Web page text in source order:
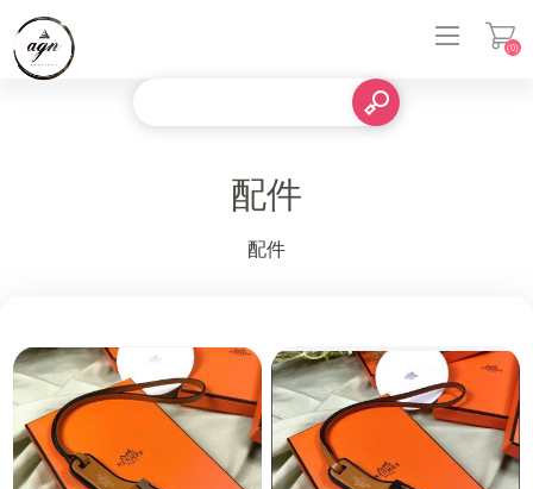
(0)
配件
配件